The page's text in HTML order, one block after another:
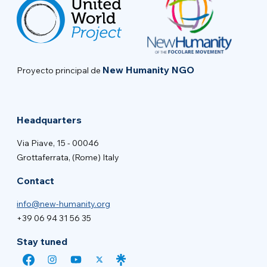
Proyecto principal de New Humanity NGO
Headquarters
Via Piave, 15 - 00046
Grottaferrata, (Rome) Italy
Contact
info@new-humanity.org
+39 06 94 31 56 35
Stay tuned